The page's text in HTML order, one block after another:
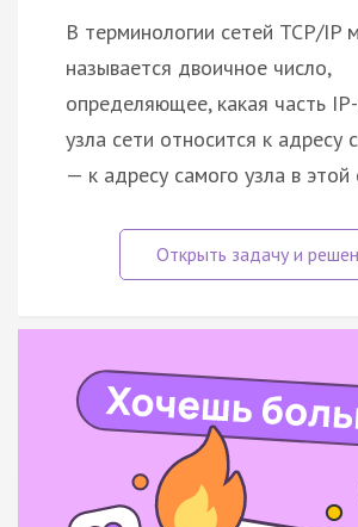
В терминологии сетей TCP/IP
называется двоичное число,
определяющее, какая часть
узла сети относится к адресу
— к адресу самого узла в